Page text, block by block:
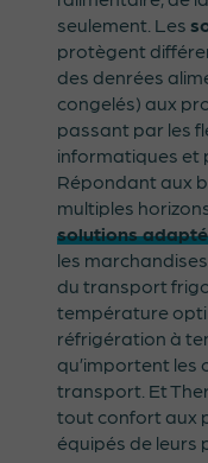
seulement. Les
protègent
des denrées
congelés) aux
passant par les
informatiques et
Répondant aux
multiples
solutions
les
du transport
température
réfrigération à
qu’importent les
transport. Et
tout confort aux
équipés de leurs